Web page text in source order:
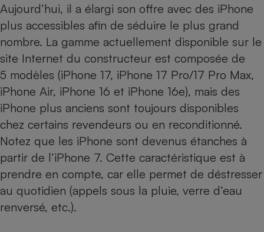
Aujourd’hui, il a élargi son offre avec des iPhone
plus accessibles afin de séduire le plus grand
nombre. La gamme actuellement disponible sur le
site Internet du constructeur est composée de
5 modèles (iPhone 17, iPhone 17 Pro/17 Pro Max,
iPhone Air, iPhone 16 et iPhone 16e), mais des
iPhone plus anciens sont toujours disponibles
chez certains revendeurs ou en reconditionné.
Notez que les iPhone sont devenus étanches à
partir de l’iPhone 7. Cette caractéristique est à
prendre en compte, car elle permet de déstresser
au quotidien (appels sous la pluie, verre d’eau
renversé, etc.).